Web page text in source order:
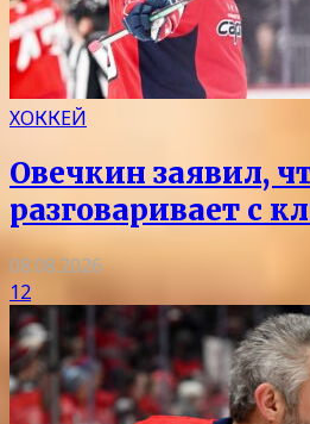
ХОККЕЙ
Овечкин заявил,
разговаривает с
08.08.2026
12